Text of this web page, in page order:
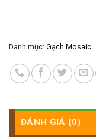
Danh mục: Gạch Mosaic
ĐÁNH GIÁ (0)